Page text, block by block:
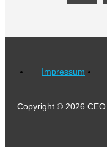
Impressum
Copyright © 2026